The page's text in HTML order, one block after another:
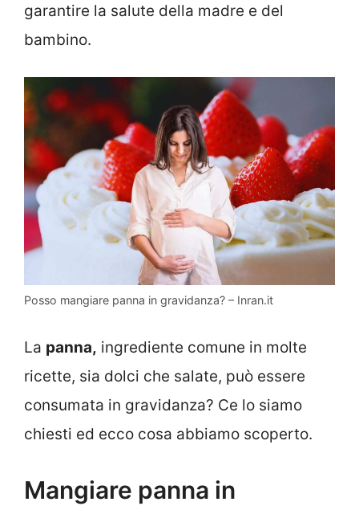
garantire la salute della madre e del
bambino.
Posso mangiare panna in gravidanza? – Inran.it
La panna, ingrediente comune in molte
ricette, sia dolci che salate, può essere
consumata in gravidanza? Ce lo siamo
chiesti ed ecco cosa abbiamo scoperto.
Mangiare panna in